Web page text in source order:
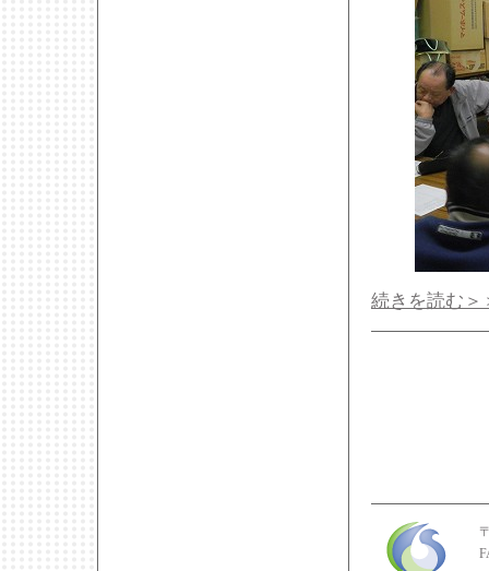
続きを読む＞